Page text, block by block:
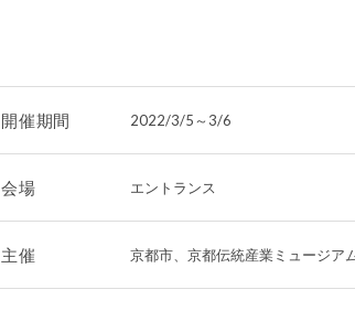
開催期間 2022/3/5～3/6
会場 エントランス
主催 京都市、京都伝統産業ミュージア